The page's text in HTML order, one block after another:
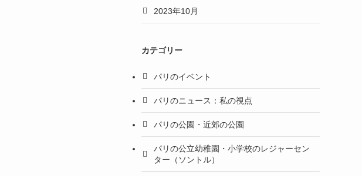
2023年10月
カテゴリー
パリのイベント
パリのニュース：私の視点
パリの公園・近郊の公園
パリの公立幼稚園・小学校のレジャーセン
ター（ソントル）